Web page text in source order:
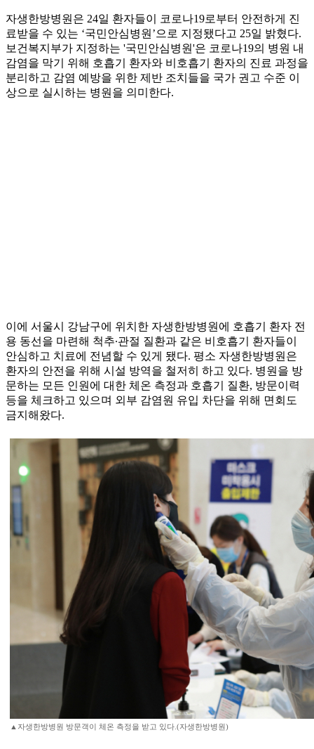
자생한방병원은 24일 환자들이 코로나19로부터 안전하게 진
료받을 수 있는 ‘국민안심병원’으로 지정됐다고 25일 밝혔다.
보건복지부가 지정하는 '국민안심병원'은 코로나19의 병원 내
감염을 막기 위해 호흡기 환자와 비호흡기 환자의 진료 과정을
분리하고 감염 예방을 위한 제반 조치들을 국가 권고 수준 이
상으로 실시하는 병원을 의미한다.
이에 서울시 강남구에 위치한 자생한방병원에 호흡기 환자 전
용 동선을 마련해 척추∙관절 질환과 같은 비호흡기 환자들이
안심하고 치료에 전념할 수 있게 됐다. 평소 자생한방병원은
환자의 안전을 위해 시설 방역을 철저히 하고 있다. 병원을 방
문하는 모든 인원에 대한 체온 측정과 호흡기 질환, 방문이력
등을 체크하고 있으며 외부 감염원 유입 차단을 위해 면회도
금지해왔다.
▲자생한방병원 방문객이 체온 측정을 받고 있다.(자생한방병원)